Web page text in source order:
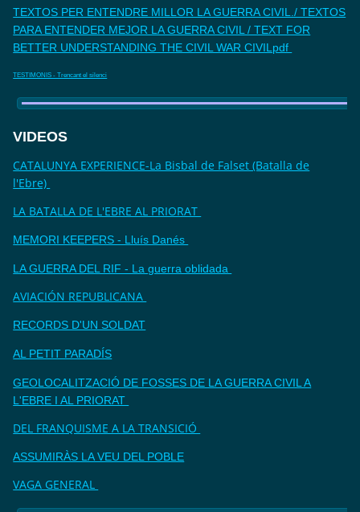
TEXTOS PER ENTENDRE MILLOR LA GUERRA CIVIL./ TEXTOS
PARA ENTENDER MEJOR LA GUERRA CIVIL / TEXT FOR
BETTER UNDERSTANDING THE CIVIL WAR CIVILpdf
TESTIMONIS - Trencant el silenci
VIDEOS
CATALUNYA EXPERIENCE-La Bisbal de Falset (Batalla de
l'Ebre)
LA BATALLA DE L'EBRE AL PRIORAT
MEMORI KEEPERS - Lluís Danés
LA GUERRA DEL RIF - La guerra oblidada
AVIACIÓN REPUBLICANA
RECORDS D'UN SOLDAT
AL PETIT PARADÍS
GEOLOCALITZACIÓ DE FOSSES DE LA GUERRA CIVIL A
L'EBRE I AL PRIORAT
DEL FRANQUISME A LA TRANSICIÓ
ASSUMIRÀS LA VEU DEL POBLE
VAGA GENERAL